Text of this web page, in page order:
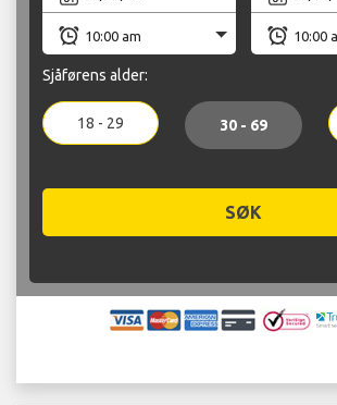
Sjåførens alder:
18 - 29 30 - 69
SØK